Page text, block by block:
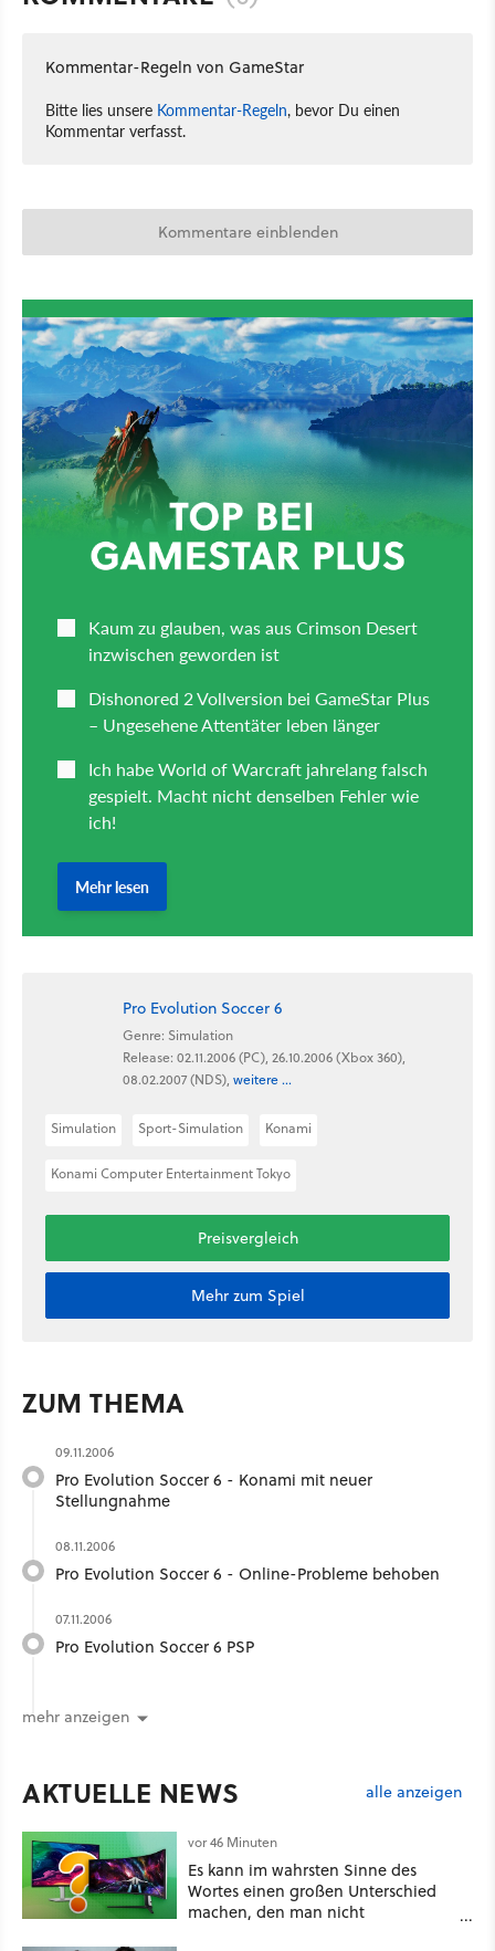
Kommentar-Regeln von GameStar
Bitte lies unsere Kommentar-Regeln, bevor Du einen
Kommentar verfasst.
Kommentare einblenden
Pro Evolution Soccer 6
Genre: Simulation
Release: 02.11.2006 (PC), 26.10.2006 (Xbox 360),
08.02.2007 (NDS), weitere ...
Simulation Sport-Simulation Konami
Konami Computer Entertainment Tokyo
Preisvergleich
Mehr zum Spiel
ZUM THEMA
09.11.2006
Pro Evolution Soccer 6 - Konami mit neuer
Stellungnahme
08.11.2006
Pro Evolution Soccer 6 - Online-Probleme behoben
07.11.2006
Pro Evolution Soccer 6 PSP
mehr anzeigen
AKTUELLE NEWS alle anzeigen
vor 46 Minuten
Es kann im wahrsten Sinne des
Wortes einen großen Unterschied
machen, den man nicht